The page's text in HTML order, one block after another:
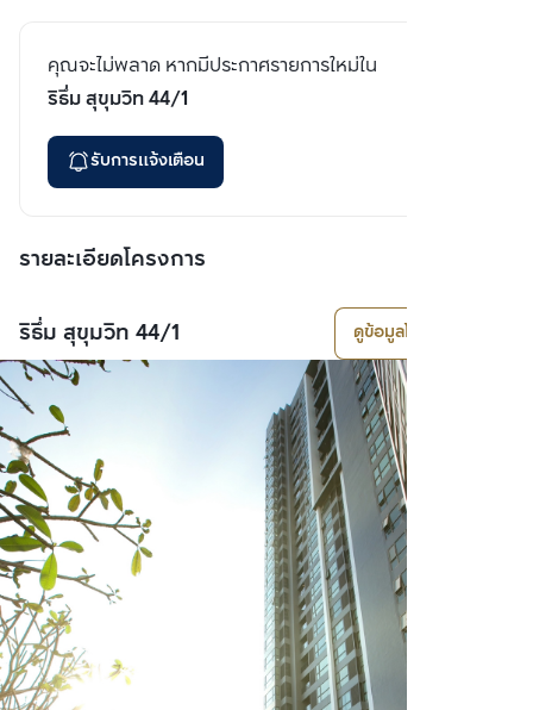
คุณจะไม่พลาด หากมีประกาศรายการใหม่ใน
ริธึ่ม สุขุมวิท 44/1
รับการแจ้งเตือน
รายละเอียดโครงการ
ริธึ่ม สุขุมวิท 44/1 ดูข้อมูลโครงการ